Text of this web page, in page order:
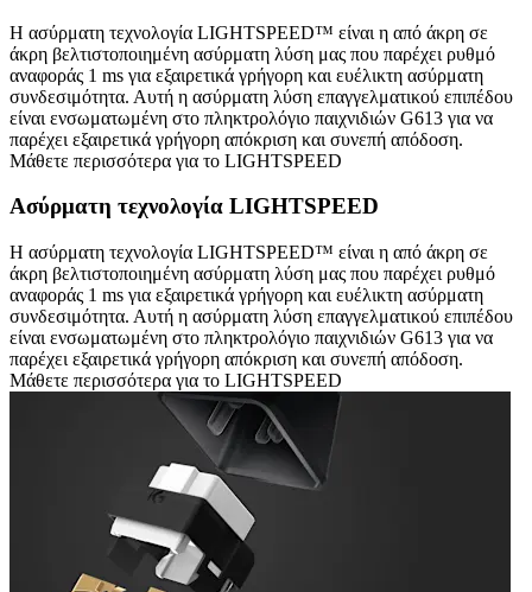
Η ασύρματη τεχνολογία LIGHTSPEED™ είναι η από άκρη σε
άκρη βελτιστοποιημένη ασύρματη λύση μας που παρέχει ρυθμό
αναφοράς 1 ms για εξαιρετικά γρήγορη και ευέλικτη ασύρματη
συνδεσιμότητα. Αυτή η ασύρματη λύση επαγγελματικού επιπέδου
είναι ενσωματωμένη στο πληκτρολόγιο παιχνιδιών G613 για να
παρέχει εξαιρετικά γρήγορη απόκριση και συνεπή απόδοση.
Μάθετε περισσότερα για το LIGHTSPEED
Ασύρματη τεχνολογία LIGHTSPEED
Η ασύρματη τεχνολογία LIGHTSPEED™ είναι η από άκρη σε
άκρη βελτιστοποιημένη ασύρματη λύση μας που παρέχει ρυθμό
αναφοράς 1 ms για εξαιρετικά γρήγορη και ευέλικτη ασύρματη
συνδεσιμότητα. Αυτή η ασύρματη λύση επαγγελματικού επιπέδου
είναι ενσωματωμένη στο πληκτρολόγιο παιχνιδιών G613 για να
παρέχει εξαιρετικά γρήγορη απόκριση και συνεπή απόδοση.
Μάθετε περισσότερα για το LIGHTSPEED